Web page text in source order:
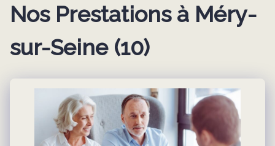
Nos Prestationsà Méry-
sur-Seine (10)